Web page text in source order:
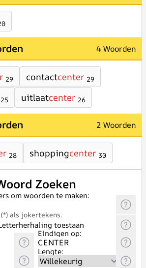
4 Woorden
29 contactcenter 29
25 uitlaatcenter 26
2 Woorden
28 shoppingcenter 30
Zoeken
om woorden te maken:
als jokertekens.
toestaan
Eindigen op:
Lengte: